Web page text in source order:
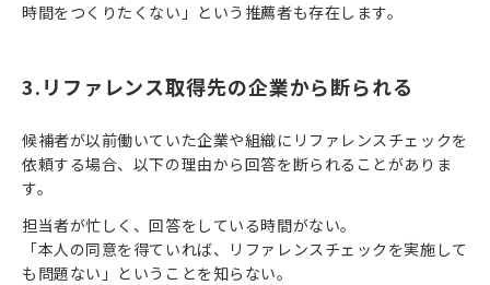
時間をつくりたくない」という推薦者も存在します。
3.リファレンス取得先の企業から断られる
候補者が以前働いていた企業や組織にリファレンスチェックを
依頼する場合、以下の理由から回答を断られることがありま
す。
担当者が忙しく、回答をしている時間がない。
「本人の同意を得ていれば、リファレンスチェックを実施して
も問題ない」ということを知らない。